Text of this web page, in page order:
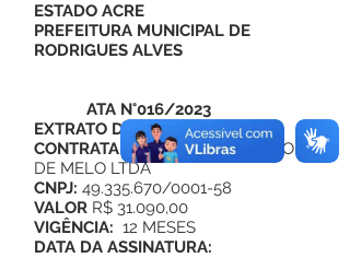
ESTADO ACRE
PREFEITURA MUNICIPAL DE
RODRIGUES ALVES
ATA N°016/2023
EXTRATO DA ATA N°016/2023
CONTRATADO:SAYMON ALEMAO
DE MELO LTDA
CNPJ: 49.335.670/0001-58
VALOR R$ 31.090,00
VIGÊNCIA: 12 MESES
DATA DA ASSINATURA: